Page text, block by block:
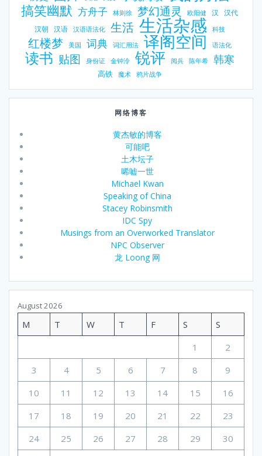
搞笑幽默 方舟子 林则徐 梦幻通灵 欧阳健 汉 汉代
汉朝 汉语 汉语语法化 生活 生活杂感 科技
红楼梦 美国 词典 词汇用法 译阁空间 语法化
读书 贴图 身份证 金钟泠 锐评 阅兵 陈年希 韩寒
高铁 魔术 鸦片战争
网络博客
黄杰敏的博客
可能吧
土木坛子
唏嘘一世
Michael Kwan
Speaking of China
Stacey Robinsmith
IDC Spy
Musings from an Overworked Translator
NPC Observer
龙 Loong 网
August 2026
M T W T F S
S
1
2
3
4 5 6 7 8
9
10
11 12 13 14 15
16
17
18 19 20 21 22
23
24
25 26 27 28 29
30